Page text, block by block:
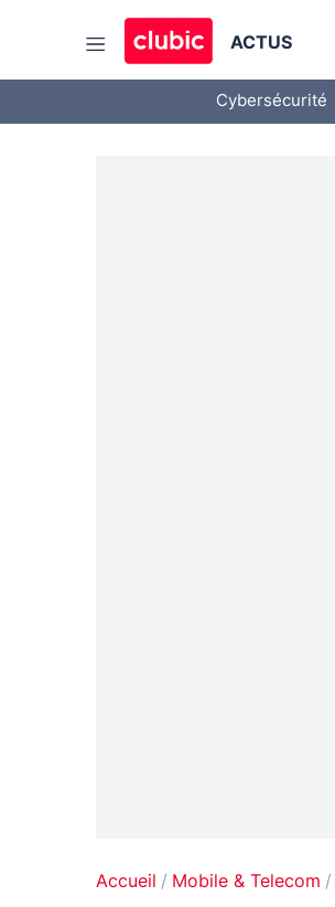
ACTUS
Cybersécurité
Accueil Mobile & Telecom